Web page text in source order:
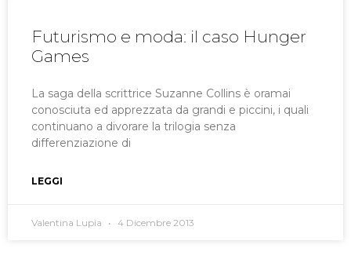
Futurismo e moda: il caso Hunger
Games
La saga della scrittrice Suzanne Collins è oramai
conosciuta ed apprezzata da grandi e piccini, i quali
continuano a divorare la trilogia senza
differenziazione di
LEGGI
Valentina Lupia 4 Dicembre 2013